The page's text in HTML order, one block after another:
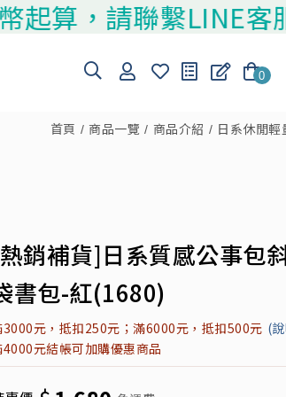
聯繫LINE客服為您
0
首頁 商品一覽 商品介紹 日系休閒輕
銷補貨]日系質感公事包
書包-紅(1680)
3000元，抵扣250元；滿6000元，抵扣500元 (
4000元結帳可加購優惠商品